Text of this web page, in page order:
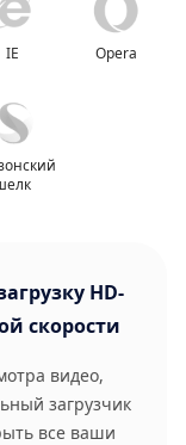
IE Opera
HD-
скорости
видео,
загрузчик
все ваши